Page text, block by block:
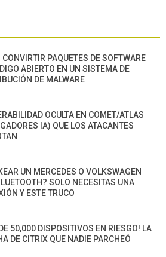
CONVIRTIR PAQUETES DE SOFTWARE
ABIERTO EN UN SISTEMA DE
DE MALWARE
OCULTA EN COMET/ATLAS
IA) QUE LOS ATACANTES
UN MERCEDES O VOLKSWAGEN
SOLO NECESITAS UNA
Y ESTE TRUCO
50,000 DISPOSITIVOS EN RIESGO! LA
DE CITRIX QUE NADIE PARCHEÓ